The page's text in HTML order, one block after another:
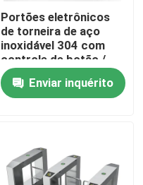
Portões eletrônicos
de torneira de aço
inoxidável 304 com
controle de botão /
cartão IC para
passagem de 550-900
mm
Enviar inquérito